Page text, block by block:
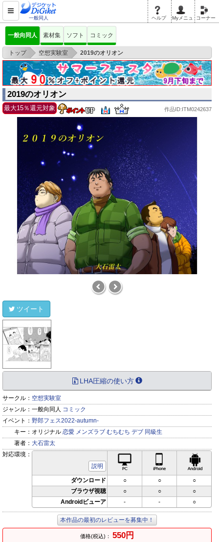
一般同人 ヘルプ Myメニュ コーナー
一般向同人 素材集 ソフト コミック
トップ > 空想実験室 > 2019のオリオン
2019のオリオン
最大15％還元対象 作品ID:ITM0242637
ツイート
LHA圧縮の使い方
サークル： 空想実験室
ジャンル： 一般向同人 コミック
イベント： 野郎フェス2022-autumn-
キー： オリジナル 恋愛 メンズラブ むちむち デブ 同級生
著者： 大石雷太
対応環境：
説明
iPhone対応
ダウンロード ○ ○
○
ブラウザ視聴
○ ○
○
Androidビューア
- - ○
本作品の最初のレビューを募集中！
価格(税込)： 550円